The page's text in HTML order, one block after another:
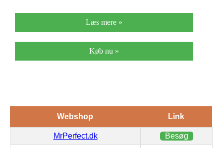
Læs mere »
Køb nu »
Webshop Link
MrPerfect.dk Besøg